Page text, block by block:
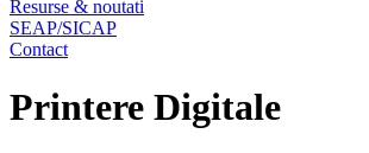
Resurse & noutati
SEAP/SICAP
Contact
Printere Digitale